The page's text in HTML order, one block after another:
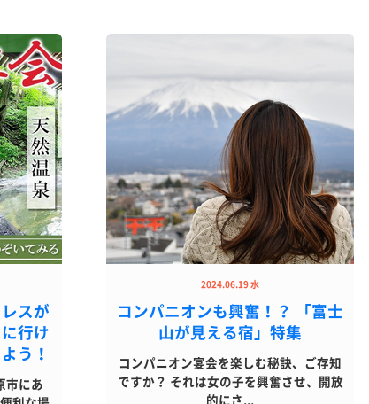
スが
行け
う！
市にあ
2024.06.19 水
コンパニオンも興奮！？ 「富士
山が見える宿」特集
コンパニオン宴会を楽しむ秘訣、ご存知
ですか？ それは女の子を興奮させ、開放
的にさ...